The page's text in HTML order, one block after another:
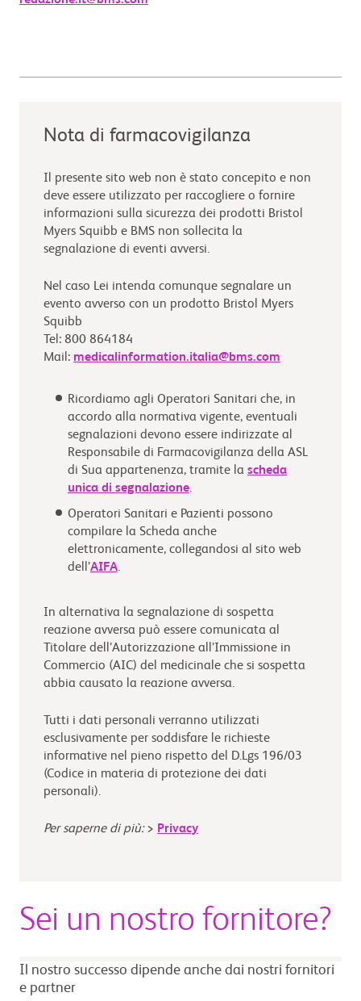
Nota di farmacovigilanza
Il presente sito web non è stato concepito e non
deve essere utilizzato per raccogliere o fornire
informazioni sulla sicurezza dei prodotti Bristol
Myers Squibb e BMS non sollecita la
segnalazione di eventi avversi.
Nel caso Lei intenda comunque segnalare un
evento avverso con un prodotto Bristol Myers
Squibb
Tel: 800 864184
Mail: medicalinformation.italia@bms.com
Ricordiamo agli Operatori Sanitari che, in
accordo alla normativa vigente, eventuali
segnalazioni devono essere indirizzate al
Responsabile di Farmacovigilanza della ASL
di Sua appartenenza, tramite la scheda
unica di segnalazione.
Operatori Sanitari e Pazienti possono
compilare la Scheda anche
elettronicamente, collegandosi al sito web
dell’AIFA.
In alternativa la segnalazione di sospetta
reazione avversa può essere comunicata al
Titolare dell’Autorizzazione all’Immissione in
Commercio (AIC) del medicinale che si sospetta
abbia causato la reazione avversa.
Tutti i dati personali verranno utilizzati
esclusivamente per soddisfare le richieste
informative nel pieno rispetto del D.Lgs 196/03
(Codice in materia di protezione dei dati
personali).
Per saperne di più:> Privacy
Sei un nostro fornitore?
Il nostro successo dipende anche dai nostri fornitori
e partner